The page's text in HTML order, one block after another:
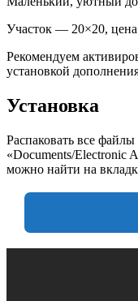
Участок — 20×20,
Рекомендуем
установкой
Установка
Распаковать все
«Documents/Electronic
можно найти на